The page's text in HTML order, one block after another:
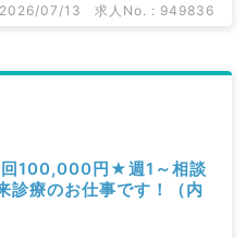
07/13 求人No. : 949836
回100,000円★週1～相談
療のお仕事です！（内